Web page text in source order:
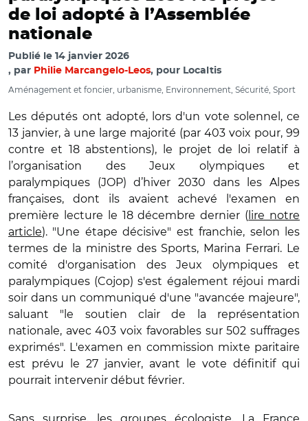
de loi adopté à l’Assemblée
nationale
Publié le 14 janvier 2026
par Philie Marcangelo-Leos, pour Localtis
Aménagement et foncier, urbanisme, Environnement, Sécurité, Sport
Les députés ont adopté, lors d'un vote solennel, ce
13 janvier, à une large majorité (par 403 voix pour, 99
contre et 18 abstentions), le projet de loi relatif à
l’organisation des Jeux olympiques et
paralympiques (JOP) d’hiver 2030 dans les Alpes
françaises, dont ils avaient achevé l'examen en
première lecture le 18 décembre dernier ( lire notre
article). "Une étape décisive" est franchie, selon les
termes de la ministre des Sports, Marina Ferrari. Le
comité d'organisation des Jeux olympiques et
paralympiques (Cojop) s'est également réjoui mardi
soir dans un communiqué d'une "avancée majeure",
saluant "le soutien clair de la représentation
nationale, avec 403 voix favorables sur 502 suffrages
exprimés". L'examen en commission mixte paritaire
est prévu le 27 janvier, avant le vote définitif qui
pourrait intervenir début février.